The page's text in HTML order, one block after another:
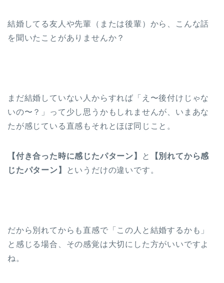
結婚してる友人や先輩（または後輩）から、こんな話
を聞いたことがありませんか？
まだ結婚していない人からすれば「え〜後付けじゃな
いの〜？」って少し思うかもしれませんが、いまあな
たが感じている直感もそれとほぼ同じこと。
【付き合った時に感じたパターン】 と
【別れてから感
じたパターン】
というだけの違いです。
だから別れてからも直感で「この人と結婚するかも」
と感じる場合、その感覚は大切にした方がいいですよ
ね。